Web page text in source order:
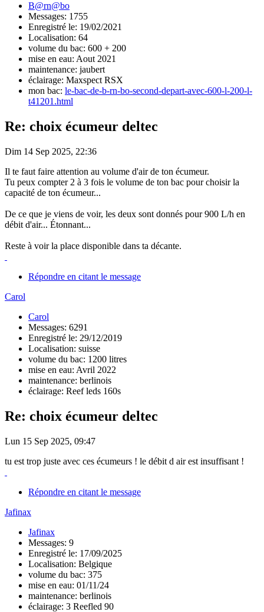
B@rn@bo
Messages: 1755
Enregistré le: 19/02/2021
Localisation: 64
volume du bac: 600 + 200
mise en eau: Aout 2021
maintenance: jaubert
éclairage: Maxspect RSX
mon bac: le-bac-de-b-rn-bo-second-depart-avec-600-l-200-l-
t41201.html
Re: choix écumeur deltec
Dim 14 Sep 2025, 22:36
Il te faut faire attention au volume d'air de ton écumeur.
Tu peux compter 2 à 3 fois le volume de ton bac pour choisir la
capacité de ton écumeur...
De ce que je viens de voir, les deux sont donnés pour 900 L/h en
débit d'air... Étonnant...
Reste à voir la place disponible dans ta décante.
Répondre en citant le message
Carol
Carol
Messages: 6291
Enregistré le: 29/12/2019
Localisation: suisse
volume du bac: 1200 litres
mise en eau: Avril 2022
maintenance: berlinois
éclairage: Reef leds 160s
Re: choix écumeur deltec
Lun 15 Sep 2025, 09:47
tu est trop juste avec ces écumeurs ! le débit d air est insuffisant !
Répondre en citant le message
Jafinax
Jafinax
Messages: 9
Enregistré le: 17/09/2025
Localisation: Belgique
volume du bac: 375
mise en eau: 01/11/24
maintenance: berlinois
éclairage: 3 Reefled 90